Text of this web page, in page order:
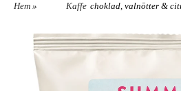
Hem »
Kaffe choklad, valnötter &